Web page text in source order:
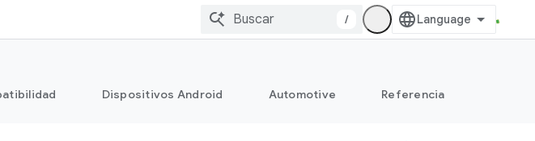
/
Dispositivos Android Automotive Referencia